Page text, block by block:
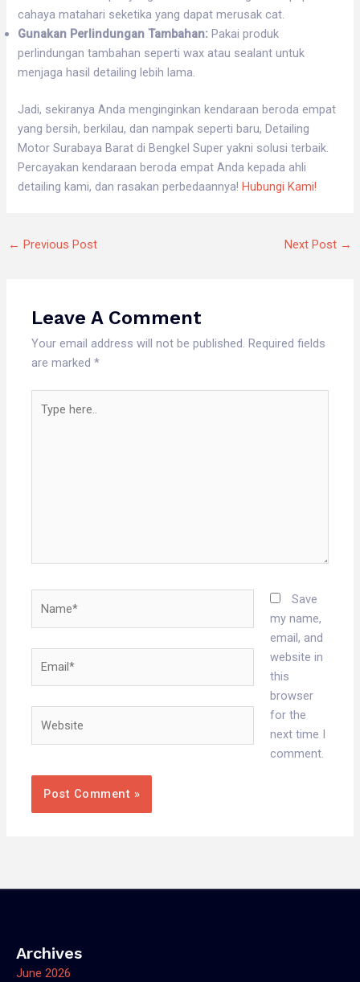
cahaya matahari seketika yang dapat merusak cat.
Gunakan Perlindungan Tambahan: Pakai produk
perlindungan tambahan seperti wax atau sealant untuk
menjaga hasil detailing lebih lama.
Jadi, sekiranya Anda menginginkan kendaraan beroda empat
yang bersih, berkilau, dan nampak seperti baru, Detailing
Motor Surabaya Barat di Bengkel Super yakni solusi terbaik.
Percayakan kendaraan beroda empat Anda kepada ahli
detailing kami, dan rasakan perbedaannya!Hubungi Kami!
← Previous Post Next Post →
Leave A Comment
Your email address will not be published. Required fields
are marked*
here..
Save
my name,
email, and
website in
this
browser
for the
next time I
comment.
Archives
June 2026